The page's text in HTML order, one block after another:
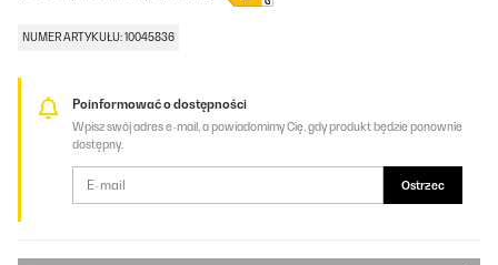
NUMER ARTYKUŁU: 10045836
Poinformować o dostępności
Wpisz swój adres e-mail, a powiadomimy Cię, gdy produkt będzie ponownie
dostępny.
Ostrzec